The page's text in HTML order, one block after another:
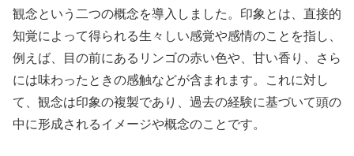
観念という二つの概念を導入しました。印象とは、直接的
知覚によって得られる生々しい感覚や感情のことを指し、
例えば、目の前にあるリンゴの赤い色や、甘い香り、さら
には味わったときの感触などが含まれます。これに対し
て、観念は印象の複製であり、過去の経験に基づいて頭の
中に形成されるイメージや概念のことです。